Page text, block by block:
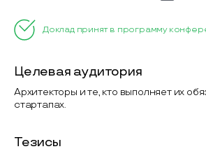
Доклад принят в программу
Целевая аудитория
Архитекторы и те, кто выполняет их
стартапах.
Тезисы